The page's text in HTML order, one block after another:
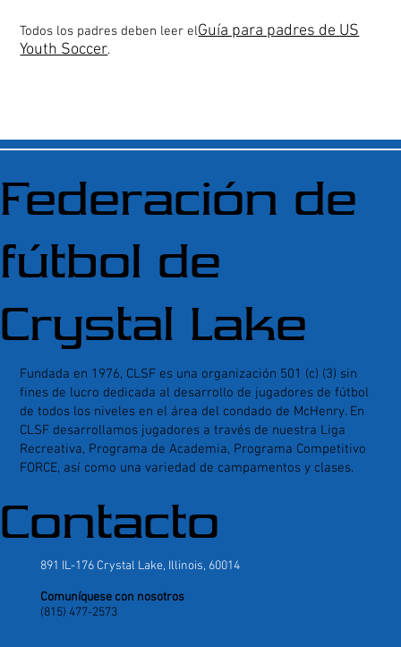
Todos los padres deben leer elGuía para padres de US
Youth Soccer.
Federación de
fútbol de
Crystal Lake
Fundada en 1976, CLSF es una organización 501 (c) (3) sin
fines de lucro dedicada al desarrollo de jugadores de fútbol
de todos los niveles en el área del condado de McHenry. En
CLSF desarrollamos jugadores a través de nuestra Liga
Recreativa, Programa de Academia, Programa Competitivo
FORCE, así como una variedad de campamentos y clases.
Contacto
891 IL-176 Crystal Lake, Illinois, 60014
Comuníquese con nosotros
(815) 477-2573